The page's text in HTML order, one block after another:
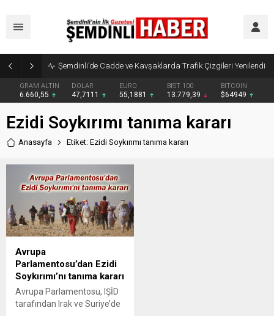
Şemdinli’de Cadde ve Kavşaklarda Trafik Çizgileri Yenilendi
GRAM ALTIN
6.660,55
DOLAR
47,7111
EURO
55,1881
BIST 100
13.779,39
BITCOIN
$64949
Ezidi Soykırımı tanıma kararı
Anasayfa Etiket: Ezidi Soykırımı tanıma kararı
Avrupa
Parlamentosu’dan Ezidi
Soykırımı’nı tanıma kararı
Avrupa Parlamentosu, IŞİD
tarafından Irak ve Suriye’de